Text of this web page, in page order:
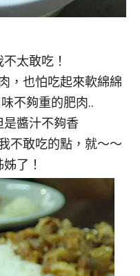
太敢吃！
，也怕吃起來軟綿綿
不夠重的肥肉..
醬汁不夠香
不敢吃的點，就～～
了！